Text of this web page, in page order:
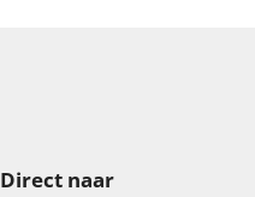
Direct naar